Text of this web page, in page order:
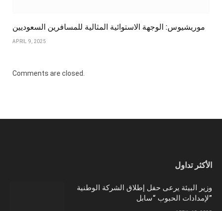
موريشيوس: الوجهة الاستوائية المثالية للمسافرين السعوديين
APRIL 9, 2025
Comments are closed.
الأكثر تداول
وزير البيئة يرعى حفل إطلاق الشركة الوطنية
لإمدادات الحبوب “سابل”